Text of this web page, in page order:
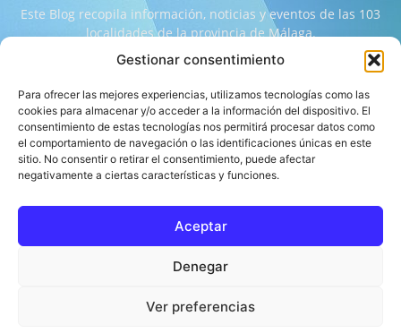
Gestionar consentimiento
Para ofrecer las mejores experiencias, utilizamos tecnologías como las
cookies para almacenar y/o acceder a la información del dispositivo. El
consentimiento de estas tecnologías nos permitirá procesar datos como
el comportamiento de navegación o las identificaciones únicas en este
sitio. No consentir o retirar el consentimiento, puede afectar
negativamente a ciertas características y funciones.
Aceptar
Denegar
Ver preferencias
Este Blog recopila información, noticias y eventos de las 103
localidades de la provincia de Málaga.
Contáctanos: info@103malaga.com
SÍGUENOS
Equipo de 103 Málaga
Aviso Legal